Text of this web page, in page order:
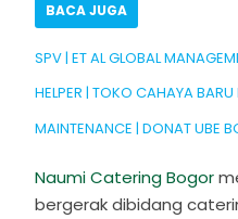
BACA JUGA
SPV | ET AL GLOBAL
HELPER | TOKO CAHAYA BARU
MAINTENANCE | DONAT UBE
Naumi Catering Bogor
bergerak dibidang